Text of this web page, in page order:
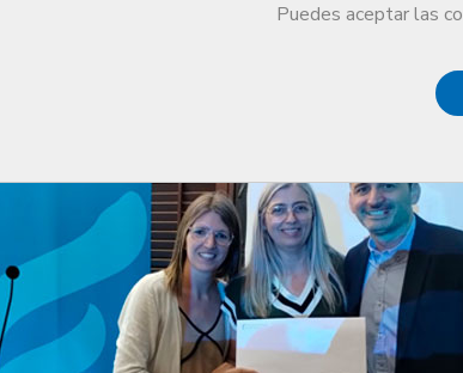
Puedes aceptar las